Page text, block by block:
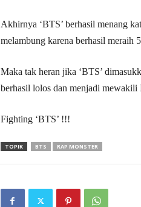
Akhirnya ‘BTS’ berhasil menang
melambung karena berhasil meraih
Maka tak heran jika ‘BTS’
berhasil lolos dan menjadi
Fighting ‘BTS’ !!!
TOPIK BTS RAP MONSTER